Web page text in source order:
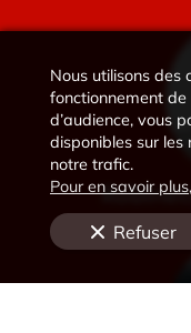
Nous utilisons des
fonctionnement de
d’audience, vous
disponibles sur les
notre trafic.
Pour en savoir
Refuser